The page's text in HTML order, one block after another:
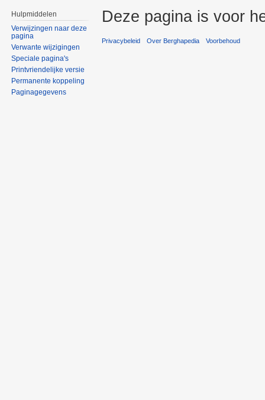
Hulpmiddelen
Verwijzingen naar deze
pagina
Verwante wijzigingen
Speciale pagina's
Printvriendelijke versie
Permanente koppeling
Paginagegevens
Deze pagina is voor
Privacybeleid Over Berghapedia Voorbehoud